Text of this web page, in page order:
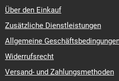
Über den Einkauf
Zusätzliche Dienstleistungen
Allgemeine
Widerrufsrecht
Versand- und Zahlungsmethoden